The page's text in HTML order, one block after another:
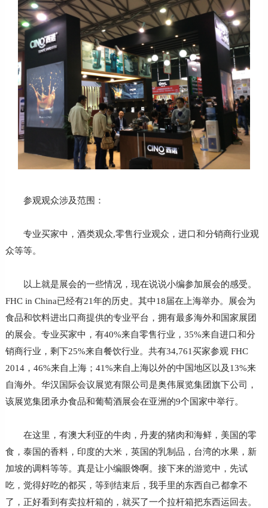
参观观众涉及范围：
专业买家中，酒类观众,零售行业观众，进口和分销商行业观
众等等。
以上就是展会的一些情况，现在说说小编参加展会的感受。
FHC in China已经有21年的历史。其中18届在上海举办。展会为
食品和饮料进出口商提供的专业平台，拥有最多海外和国家展团
的展会。专业买家中，有40%来自零售行业，35%来自进口和分
销商行业，剩下25%来自餐饮行业。共有34,761买家参观 FHC
2014，46%来自上海；41%来自上海以外的中国地区以及13%来
自海外。华汉国际会议展览有限公司是奥伟展览集团旗下公司，
该展览集团承办食品和葡萄酒展会在亚洲的9个国家中举行。
在这里，有澳大利亚的牛肉，丹麦的猪肉和海鲜，美国的零
食，泰国的香料，印度的大米，英国的乳制品，台湾的水果，新
加坡的调料等等。真是让小编眼馋啊。接下来的游览中，先试
吃，觉得好吃的都买，等到结束后，我手里的东西自己都拿不
了，正好看到有卖拉杆箱的，就买了一个拉杆箱把东西运回去。